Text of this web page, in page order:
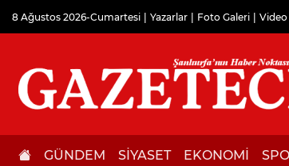
8 Ağustos 2026-Cumartesi Yazarlar Foto Galeri Video
GÜNDEM SİYASET EKONOMİ